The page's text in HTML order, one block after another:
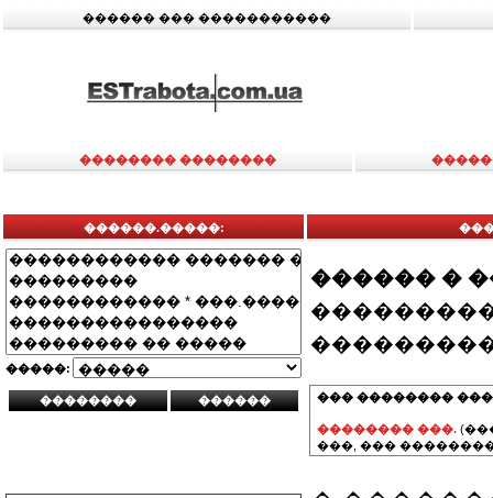
������ ��� �����������
�������� ��������
������.�����:
�����:
������ �
��� ��������
�������� ���.
���, ���